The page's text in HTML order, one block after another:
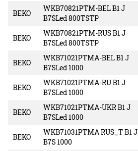
BEKO
WKB70821PTM-BEL B1 J
B7SLed 800TSTP
BEKO
WKB70821PTM-RUS B1 J
B7SLed 800TSTP
BEKO
WKB71021PTMA-BEL B1 J
B7SLed 1000
BEKO
WKB71021PTMA-RU B1 J
B7SLed 1000
BEKO
WKB71021PTMA-UKR B1 J
B7SLed 1000
BEKO
WKB71031PTMA RUS_T B1 J
B7S 1000